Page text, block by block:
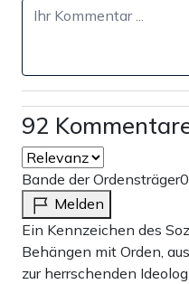
92
Bande der Ordensträger
Melden
Ein Kennzeichen des
Behängen mit Orden,
zur herrschenden